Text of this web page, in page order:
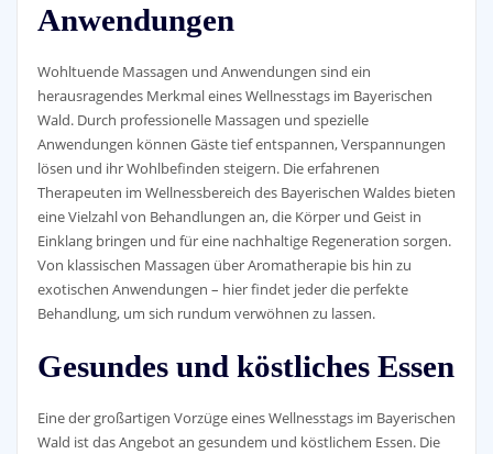
Anwendungen
Wohltuende Massagen und Anwendungen sind ein
herausragendes Merkmal eines Wellnesstags im Bayerischen
Wald. Durch professionelle Massagen und spezielle
Anwendungen können Gäste tief entspannen, Verspannungen
lösen und ihr Wohlbefinden steigern. Die erfahrenen
Therapeuten im Wellnessbereich des Bayerischen Waldes bieten
eine Vielzahl von Behandlungen an, die Körper und Geist in
Einklang bringen und für eine nachhaltige Regeneration sorgen.
Von klassischen Massagen über Aromatherapie bis hin zu
exotischen Anwendungen – hier findet jeder die perfekte
Behandlung, um sich rundum verwöhnen zu lassen.
Gesundes und köstliches Essen
Eine der großartigen Vorzüge eines Wellnesstags im Bayerischen
Wald ist das Angebot an gesundem und köstlichem Essen. Die